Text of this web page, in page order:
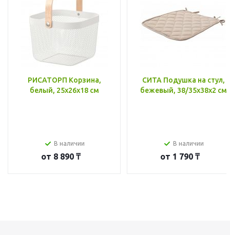
РИСАТОРП Корзина,
белый, 25x26x18 см
В наличии
от 8 890 ₸
СИТА Подушка на стул,
бежевый, 38/35x38x2 см
В наличии
от 1 790 ₸